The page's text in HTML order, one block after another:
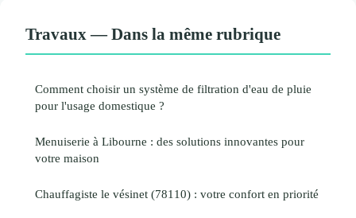
Travaux — Dans la même rubrique
Comment choisir un système de filtration d'eau de pluie
pour l'usage domestique ?
Menuiserie à Libourne : des solutions innovantes pour
votre maison
Chauffagiste le vésinet (78110) : votre confort en priorité